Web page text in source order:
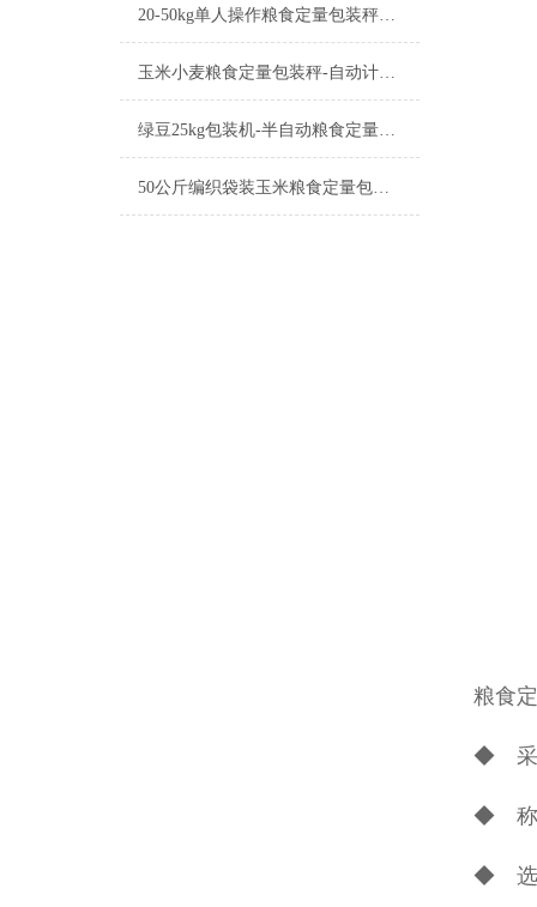
20-50kg单人操作粮食定量包装秤产品简介
玉米小麦粮食定量包装秤-自动计量称重一体机厂家
绿豆25kg包装机-半自动粮食定量包装秤产品简介
50公斤编织袋装玉米粮食定量包装秤产品简介
粮食
◆ 采
◆ 称
◆ 选